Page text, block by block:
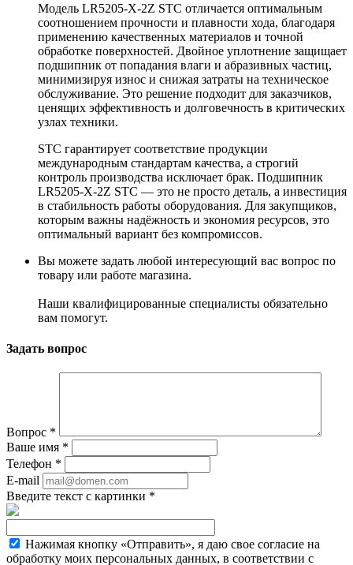
Модель LR5205-X-2Z STC отличается оптимальным
соотношением прочности и плавности хода, благодаря
применению качественных материалов и точной
обработке поверхностей. Двойное уплотнение защищает
подшипник от попадания влаги и абразивных частиц,
минимизируя износ и снижая затраты на техническое
обслуживание. Это решение подходит для заказчиков,
ценящих эффективность и долговечность в критических
узлах техники.
STC гарантирует соответствие продукции
международным стандартам качества, а строгий
контроль производства исключает брак. Подшипник
LR5205-X-2Z STC — это не просто деталь, а инвестиция
в стабильность работы оборудования. Для закупщиков,
которым важны надёжность и экономия ресурсов, это
оптимальный вариант без компромиссов.
Вы можете задать любой интересующий вас вопрос по
товару или работе магазина.
Наши квалифицированные специалисты обязательно
вам помогут.
Задать вопрос
Вопрос *
Ваше имя *
Телефон *
E-mail
Введите текст с картинки *
Нажимая кнопку «Отправить», я даю свое согласие на
обработку моих персональных данных, в соответствии с